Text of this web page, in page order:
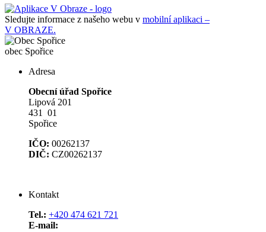
Sledujte informace z našeho webu v mobilní aplikaci –
V OBRAZE.
obec Spořice
Adresa
Obecní úřad Spořice
Lipová 201
431 01
Spořice
IČO: 00262137
DIČ: CZ00262137
Kontakt
Tel.: +420 474 621 721
E-mail: